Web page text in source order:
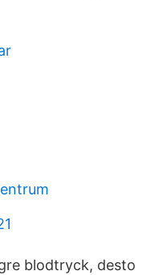
blodtryck, desto